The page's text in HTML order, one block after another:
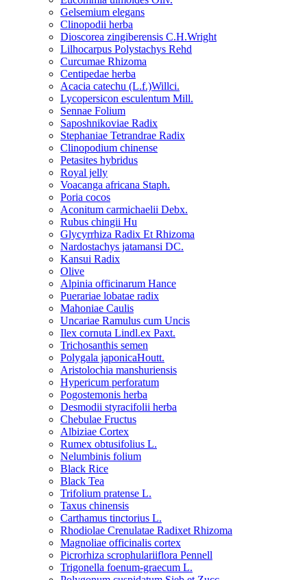
Gelsemium elegans
Clinopodii herba
Dioscorea zingiberensis C.H.Wright
Lilhocarpus Polystachys Rehd
Curcumae Rhizoma
Centipedae herba
Acacia catechu (L.f.)Willci.
Lycopersicon esculentum Mill.
Sennae Folium
Saposhnikoviae Radix
Stephaniae Tetrandrae Radix
Clinopodium chinense
Petasites hybridus
Royal jelly
Voacanga africana Staph.
Poria cocos
Aconitum carmichaelii Debx.
Rubus chingii Hu
Glycyrrhiza Radix Et Rhizoma
Nardostachys jatamansi DC.
Kansui Radix
Olive
Alpinia officinarum Hance
Puerariae lobatae radix
Mahoniae Caulis
Uncariae Ramulus cum Uncis
Ilex cornuta Lindl.ex Paxt.
Trichosanthis semen
Polygala japonicaHoutt.
Aristolochia manshuriensis
Hypericum perforatum
Pogostemonis herba
Desmodii styracifolii herba
Chebulae Fructus
Albiziae Cortex
Rumex obtusifolius L.
Nelumbinis folium
Black Rice
Black Tea
Trifolium pratense L.
Taxus chinensis
Carthamus tinctorius L.
Rhodiolae Crenulatae Radixet Rhizoma
Magnoliae officinalis cortex
Picrorhiza scrophulariiflora Pennell
Trigonella foenum-graecum L.